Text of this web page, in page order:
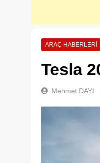
ARAÇ HABERLERI
Tesla
Mehmet DAYI